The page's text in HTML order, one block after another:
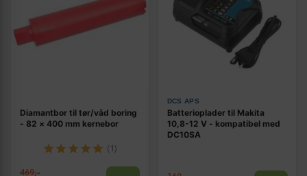
Diamantbor til tør/våd boring
- 82 × 400 mm kernebor
(1)
469,-
DCS APS
Batterioplader til Makita
10,8-12 V - kompatibel med
DC10SA